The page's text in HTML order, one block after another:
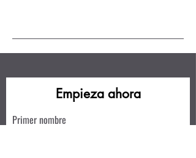
Empieza ahora
Primer nombre